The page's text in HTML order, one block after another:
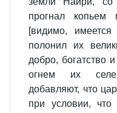
прогнал
[видимо,
полонил их
добро, богатство
огнем их
добавляют, что
при условии,